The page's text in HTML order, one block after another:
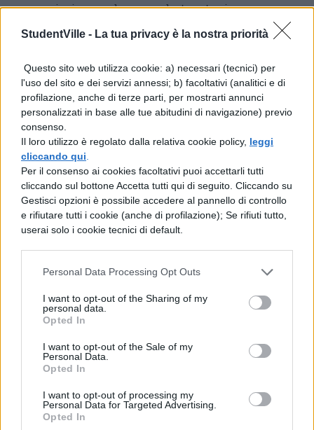
StudentVille - La tua privacy è la nostra priorità
Questo sito web utilizza cookie: a) necessari (tecnici) per
l'uso del sito e dei servizi annessi; b) facoltativi (analitici e di
profilazione, anche di terze parti, per mostrarti annunci
personalizzati in base alle tue abitudini di navigazione) previo
consenso.
Il loro utilizzo è regolato dalla relativa cookie policy, leggi
cliccando qui
Per il consenso ai cookies facoltativi puoi accettarli tutti
cliccando sul bottone Accetta tutti qui di seguito. Cliccando su
Gestisci opzioni è possibile accedere al pannello di controllo
e rifiutare tutti i cookie (anche di profilazione); Se rifiuti tutto,
userai solo i cookie tecnici di default.
Personal Data Processing Opt Outs
I want to opt-out of the Sharing of my
personal data.
Opted In
I want to opt-out of the Sale of my
Personal Data.
Opted In
I want to opt-out of processing my
Personal Data for Targeted Advertising.
Opted In
commissione a leggere la tua tesina,
vogliamo farti un ulteriore dono,
per tesine già svolte dalla nostra redazione,
così potrai iniziare a regolarti. Questi esempi
serviranno a farti capire che trovare il titolo
giusto è indispensabile sia per armonizzare
la tesina sia per far comprendere
l'argomento trattato. Vedrai, saranno
utilissimi e perché no, potrebbero ispirarti!
Tesina: Il mistero della parola
Cosa ne pensi di questo titolo? Non ti
viene voglia di approfondire la tesina?
Qui c'è un trucchetto astuto nella scelta
aperto il campo, facendo fare una
questa tesina? Il titolo aperto infatti,
invoglia molto a leggere perchè fa